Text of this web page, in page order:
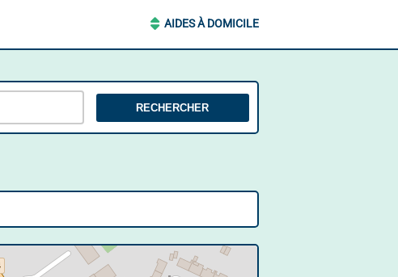
AIDES À DOMICILE
RECHERCHER